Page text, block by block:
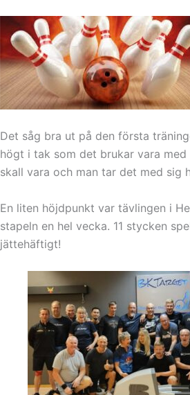
Det såg bra ut på den första
högt i tak som det brukar vara
skall vara och man tar det med sig
En liten höjdpunkt var tävlingen i
stapeln en hel vecka. 11 stycken
jättehäftigt!